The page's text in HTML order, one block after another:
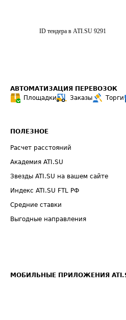
ID тендера в ATI.SU 9291
АВТОМАТИЗАЦИЯ ПЕРЕВОЗОК
Площадки
Заказы Торги
ПОЛЕЗНОЕ
Расчет расстояний
Академия ATI.SU
Звезды ATI.SU на вашем сайте
Индекс ATI.SU FTL РФ
Средние ставки
Выгодные направления
МОБИЛЬНЫЕ ПРИЛОЖЕНИЯ